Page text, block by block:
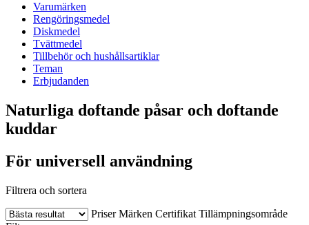
Varumärken
Rengöringsmedel
Diskmedel
Tvättmedel
Tillbehör och hushållsartiklar
Teman
Erbjudanden
Naturliga doftande påsar och doftande
kuddar
För universell användning
Filtrera och sortera
Priser Märken Certifikat Tillämpningsområde